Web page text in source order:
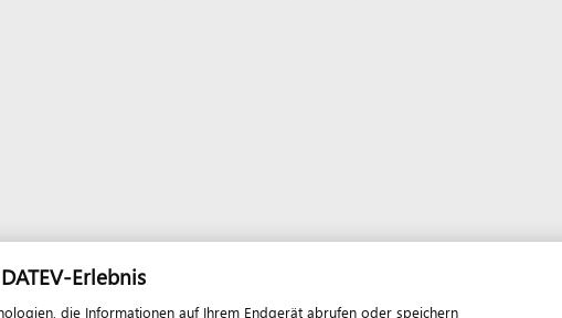
Erlebnis
die Informationen auf Ihrem Endgerät abrufen oder speichern